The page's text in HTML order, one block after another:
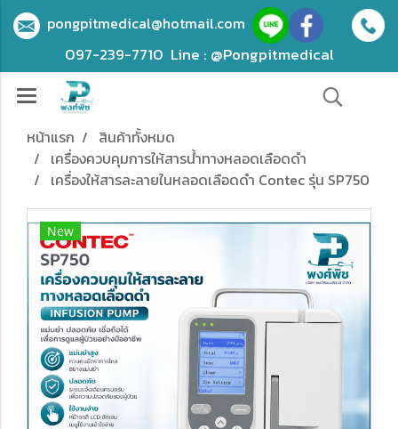
pongpitmedical@hotmail.com
097-239-7710 Line : @Pongpitmedical
หน้าแรก
สินค้าทั้งหมด
เครื่องควบคุมการให้สารน้ําทางหลอดเลือดดํา
เครื่องให้สารละลายในหลอดเลือดดำ Contec รุ่น SP750
New